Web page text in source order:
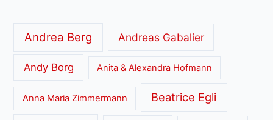
Andrea Berg Andreas Gabalier
Andy Borg Anita & Alexandra Hofmann
Anna Maria Zimmermann Beatrice Egli